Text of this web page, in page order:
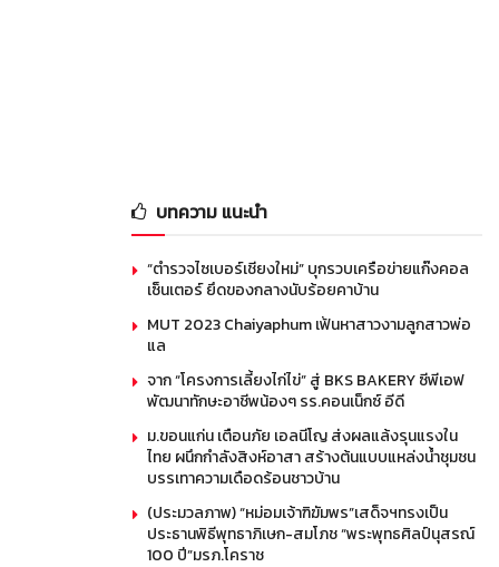
บทความ แนะนำ
“ตำรวจไซเบอร์เชียงใหม่” บุกรวบเครือข่ายแก๊งคอล
เซ็นเตอร์ ยึดของกลางนับร้อยคาบ้าน
MUT 2023 Chaiyaphum เฟ้นหาสาวงามลูกสาวพ่อ
แล
จาก “โครงการเลี้ยงไก่ไข่” สู่ BKS BAKERY ซีพีเอฟ
พัฒนาทักษะอาชีพน้องๆ รร.คอนเน็กซ์ อีดี
ม.ขอนแก่น เตือนภัย เอลนีโญ ส่งผลแล้งรุนแรงใน
ไทย ผนึกกำลังสิงห์อาสา สร้างต้นแบบแหล่งน้ำชุมชน
บรรเทาความเดือดร้อนชาวบ้าน
(ประมวลภาพ) “หม่อมเจ้าฑิฆัมพร”เสด็จฯทรงเป็น
ประธานพิธีพุทธาภิเษก-สมโภช “พระพุทธศิลป์นุสรณ์
100 ปี”มรภ.โคราช